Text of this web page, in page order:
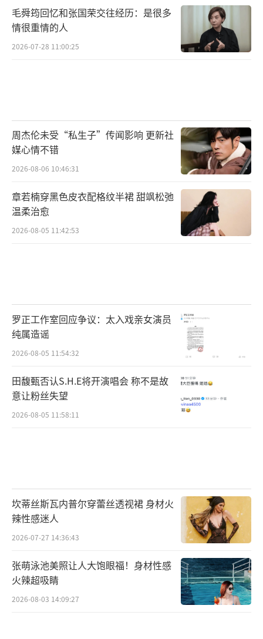
毛舜筠回忆和张国荣交往经历：是很多
情很重情的人
2026-07-28 11:00:25
周杰伦未受“私生子”传闻影响 更新社
媒心情不错
2026-08-06 10:46:31
章若楠穿黑色皮衣配格纹半裙 甜飒松弛
温柔治愈
2026-08-05 11:42:53
罗正工作室回应争议：太入戏亲女演员
纯属造谣
2026-08-05 11:54:32
田馥甄否认S.H.E将开演唱会 称不是故
意让粉丝失望
2026-08-05 11:58:11
坎蒂丝斯瓦内普尔穿蕾丝透视裙 身材火
辣性感迷人
2026-07-27 14:36:43
张萌泳池美照让人大饱眼福！身材性感
火辣超吸睛
2026-08-03 14:09:27